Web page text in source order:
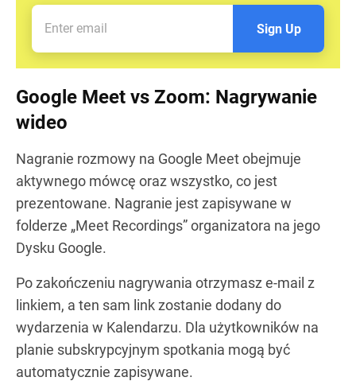
Sign Up
Google Meet vs Zoom: Nagrywanie
wideo
Nagranie rozmowy na Google Meet obejmuje
aktywnego mówcę oraz wszystko, co jest
prezentowane. Nagranie jest zapisywane w
folderze „Meet Recordings” organizatora na jego
Dysku Google.
Po zakończeniu nagrywania otrzymasz e-mail z
linkiem, a ten sam link zostanie dodany do
wydarzenia w Kalendarzu. Dla użytkowników na
planie subskrypcyjnym spotkania mogą być
automatycznie zapisywane.